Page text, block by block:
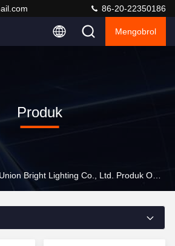
86-20-22350186
Mengobrol
Produk